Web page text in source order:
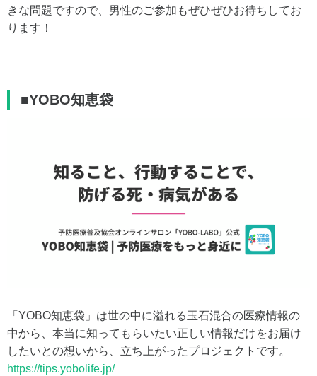
きな問題ですので、男性のご参加もぜひぜひお待ちしてお
ります！
■YOBO知恵袋
「YOBO知恵袋」は世の中に溢れる玉石混合の医療情報の
中から、本当に知ってもらいたい正しい情報だけをお届け
したいとの想いから、立ち上がったプロジェクトです。
https://tips.yobolife.jp/